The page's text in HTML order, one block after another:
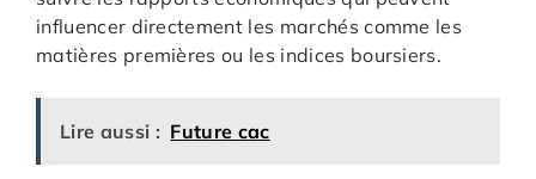
influencer directement les marchés comme les
matières premières ou les indices boursiers.
Lire aussi : Future cac